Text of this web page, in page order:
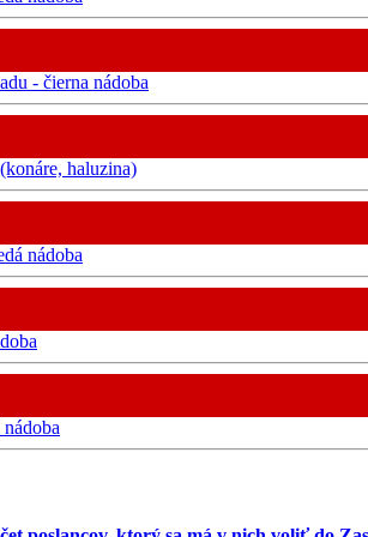
- čierna nádoba
haluzina)
nádoba